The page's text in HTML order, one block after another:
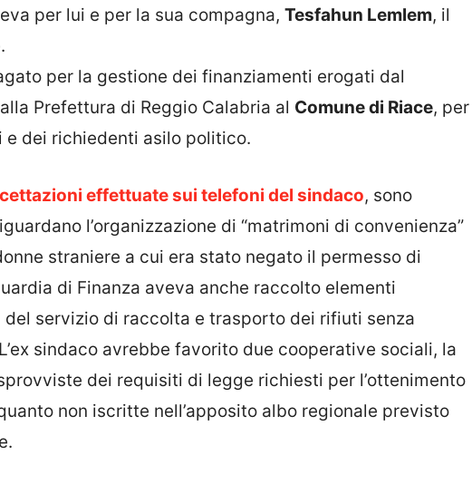
per lui e per la sua compagna, Tesfahun Lemlem, il
per la gestione dei finanziamenti erogati dal
Prefettura di Reggio Calabria al Comune di Riace, per
e dei richiedenti asilo politico.
effettuate sui telefoni del sindaco, sono
l’organizzazione di “matrimoni di convenienza”
straniere a cui era stato negato il permesso di
di Finanza aveva anche raccolto elementi
del servizio di raccolta e trasporto dei rifiuti senza
sindaco avrebbe favorito due cooperative sociali, la
sprovviste dei requisiti di legge richiesti per l’ottenimento
non iscritte nell’apposito albo regionale previsto